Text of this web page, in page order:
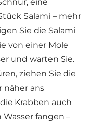
eine
Salami – mehr
Sie die Salami
von einer Mole
und warten Sie.
ziehen Sie die
näher ans
Krabben auch
fangen –